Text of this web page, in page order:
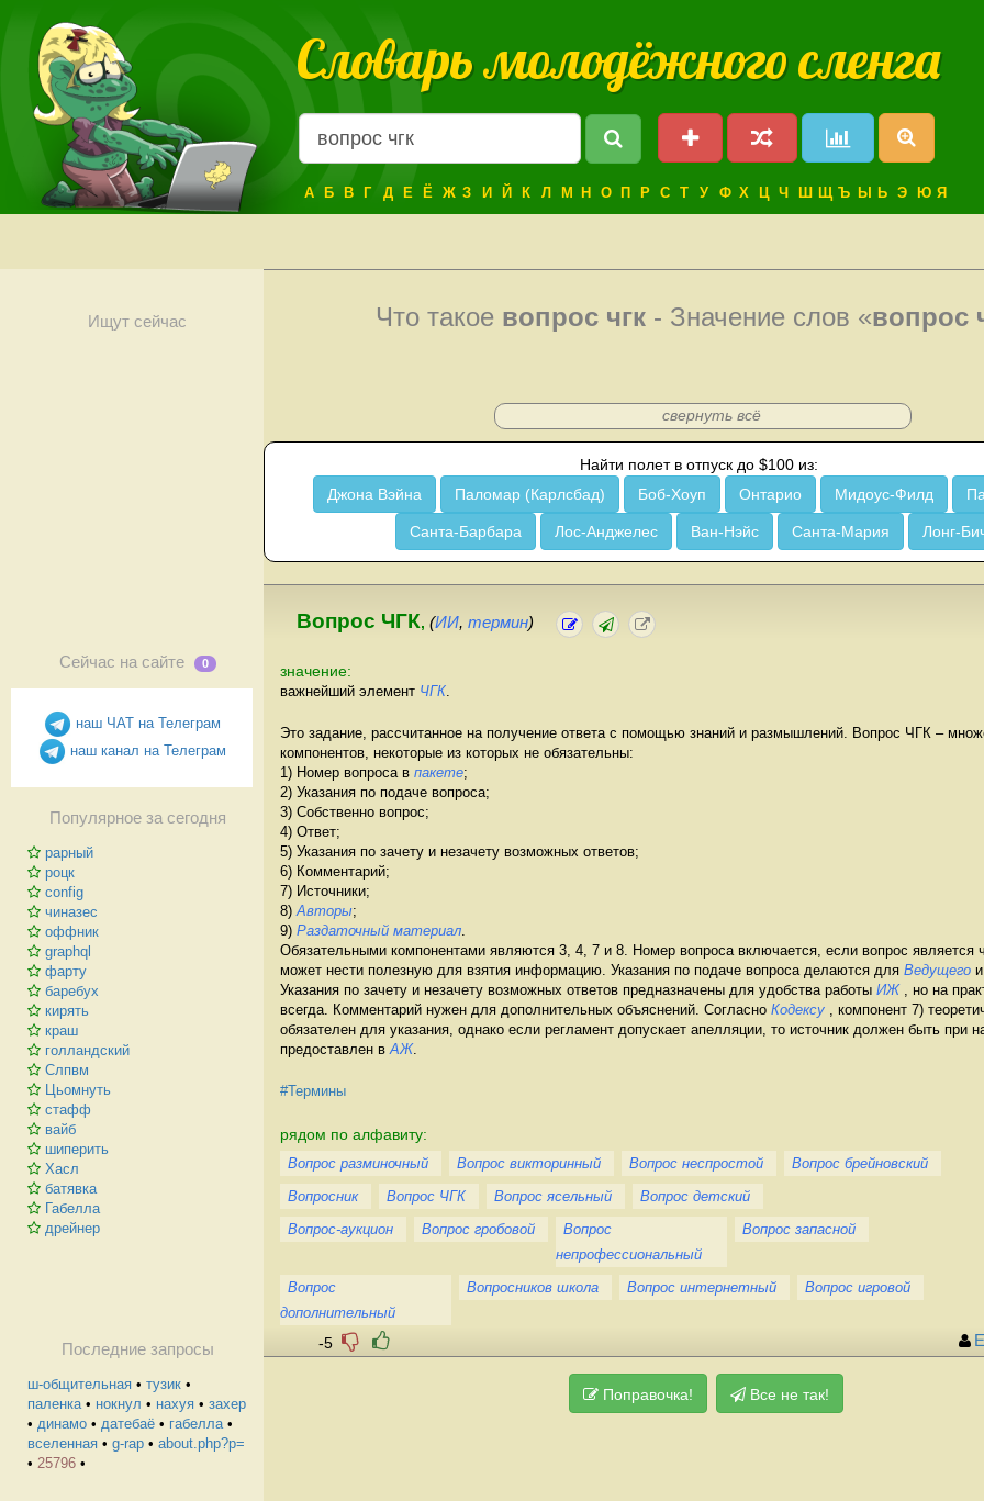
Словарь молодёжного сленга
А Б В Г Д Е Ё Ж З И Й К Л М Н О П Р С Т У Ф Х Ц Ч Ш Щ Ъ Ы Ь Э Ю Я
Ищут сейчас
Сейчас на сайте 0
наш ЧАТ на Телеграм
наш канал на Телеграм
Популярное за сегодня
рарный
роцк
config
чиназес
оффник
graphql
фарту
баребух
кирять
краш
голландский
Слпвм
Цьомнуть
стафф
вайб
шиперить
Хасл
батявка
Габелла
дрейнер
Последние запросы
ш-общительная • тузик •
паленка• нокнул • нахуя • захер
• динамо • датебаё • габелла•
вселенная • g-rap • about.php?p=
• 25796 •
Что такое вопрос чгк - Значение слов «вопрос
свернуть всё
Найти полет в отпуск до $100 из:
Джона Вэйна
Паломар (Карлсбад) Боб-Хоуп Онтарио Мидоус-Филд
Санта-Барбара Лос-Анджелес Ван-Нэйс Санта-Мария Лонг-
Вопрос ЧГК, (ИИ, термин)
значение:
важнейший элемент ЧГК
Это задание, рассчитанное на получение ответа с помощью знаний и размышлений. Вопрос ЧГК –
компонентов, некоторые из которых не обязательны:
1) Номер вопроса в пакете;
2) Указания по подаче вопроса;
3) Собственно вопрос;
4) Ответ;
5) Указания по зачету и незачету возможных ответов;
6) Комментарий;
7) Источники;
8) Авторы;
9) Раздаточный материал
Обязательными компонентами являются 3, 4, 7 и 8. Номер вопроса включается, если вопрос является
может нести полезную для взятия информацию. Указания по подаче вопроса делаются для Ведущего и
Указания по зачету и незачету возможных ответов предназначены для удобства работы ИЖ, но на
всегда. Комментарий нужен для дополнительных объяснений. Согласно Кодексу , компонент 7)
обязателен для указания, однако если регламент допускает апелляции, то источник должен быть при
предоставлен в АЖ.
#Термины
рядом по алфавиту:
Вопрос разминочный Вопрос викторинный Вопрос неспростой
Вопрос брейновский
Вопросник
Вопрос ЧГК Вопрос ясельный
Вопрос детский
Вопрос-аукцион
Вопрос гробовой
Вопрос
непрофессиональный
Вопрос запасной
Вопрос
дополнительный
Вопросников школа Вопрос интернетный Вопрос игровой
-5
Поправочка! Все не так!